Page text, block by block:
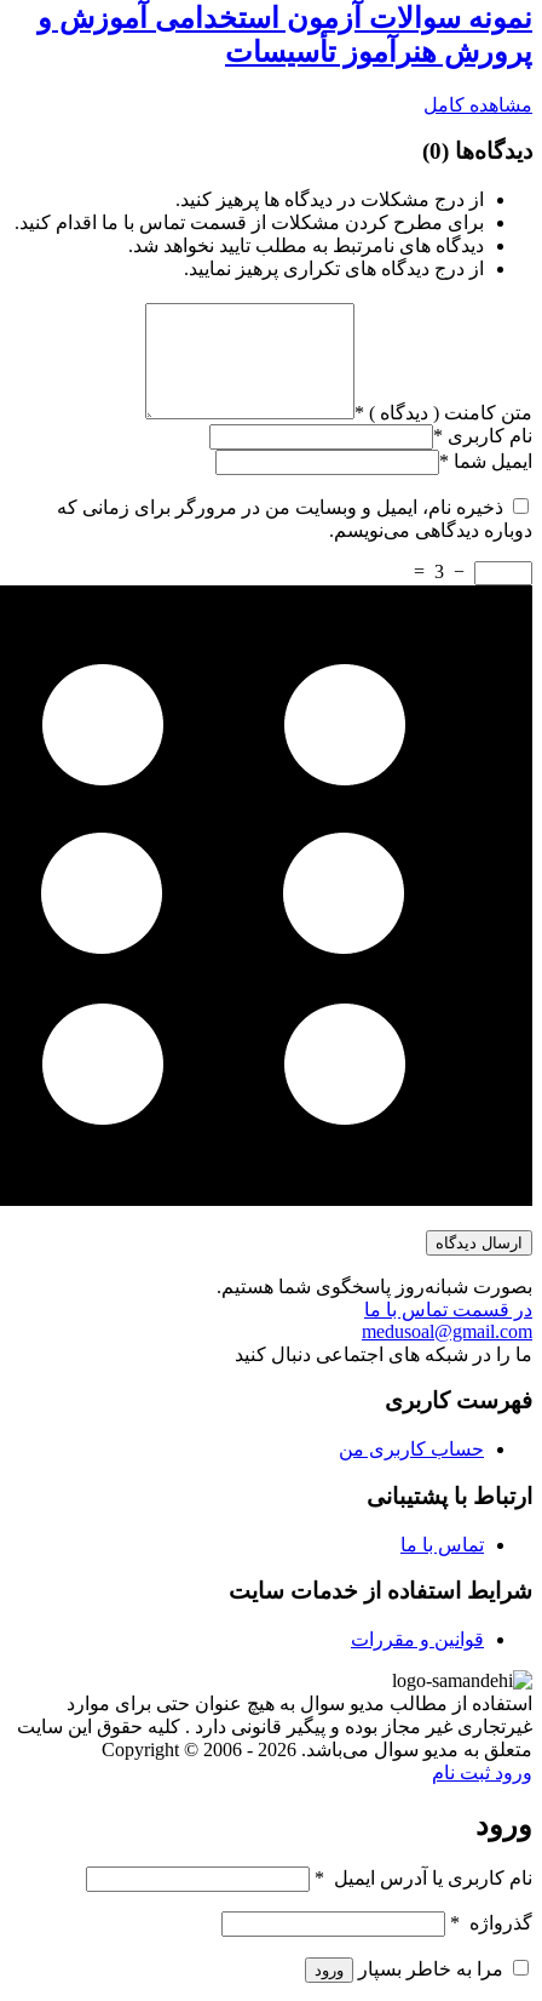
نمونه سوالات آزمون استخدامی آموزش و
پرورش هنرآموز تأسیسات
مشاهده کامل
دیدگاه‌ها (0)
از درج مشکلات در دیدگاه ها پرهیز کنید.
برای مطرح کردن مشکلات از قسمت تماس با ما اقدام کنید.
دیدگاه های نامرتبط به مطلب تایید نخواهد شد.
از درج دیدگاه های تکراری پرهیز نمایید.
متن کامنت ( دیدگاه ) *
نام کاربری *
ایمیل شما *
ذخیره نام، ایمیل و وبسایت من در مرورگر برای زمانی که
دوباره دیدگاهی می‌نویسم.
−
3
=
بصورت شبانه‌روز پاسخگوی شما هستیم.
در قسمت تماس با ما
medusoal@gmail.com
ما را در شبکه های اجتماعی دنبال کنید
فهرست کاربری
حساب کاربری من
ارتباط با پشتیبانی
تماس با ما
شرایط استفاده از خدمات سایت
قوانین و مقررات
استفاده از مطالب مدیو سوال به هیچ عنوان حتی برای موارد
غیرتجاری غیر مجاز بوده و پیگیر قانونی دارد . کلیه حقوق این سایت
متعلق به مدیو سوال می‌باشد. Copyright © 2006 - 2026
ورود ثبت نام
ورود
نام کاربری یا آدرس ایمیل *
گذرواژه *
مرا به خاطر بسپار ورود